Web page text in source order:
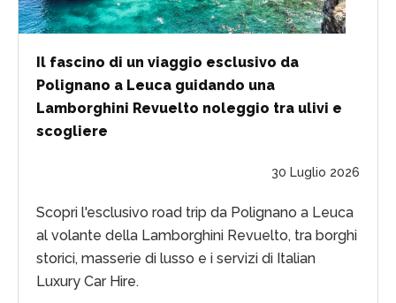
Il fascino di un viaggio esclusivo da
Polignano a Leuca guidando una
Lamborghini Revuelto noleggio tra ulivi e
scogliere
30 Luglio 2026
Scopri l'esclusivo road trip da Polignano a Leuca
al volante della Lamborghini Revuelto, tra borghi
storici, masserie di lusso e i servizi di Italian
Luxury Car Hire.